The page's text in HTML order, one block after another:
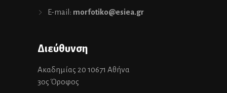
E-mail: morfotiko@esiea.gr
Διεύθυνση
Ακαδημίας 20 10671 Αθήνα
3ος Όροφος